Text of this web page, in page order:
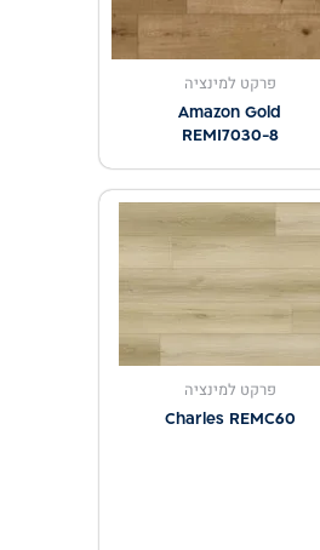
פרקט למינציה
Amazon Gold
REMI7030-8
פרקט למינציה
Charles REMC60